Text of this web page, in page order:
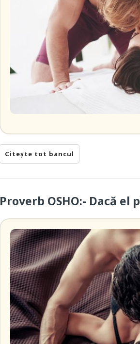
Citește tot bancul
Proverb OSHO:- Dacă